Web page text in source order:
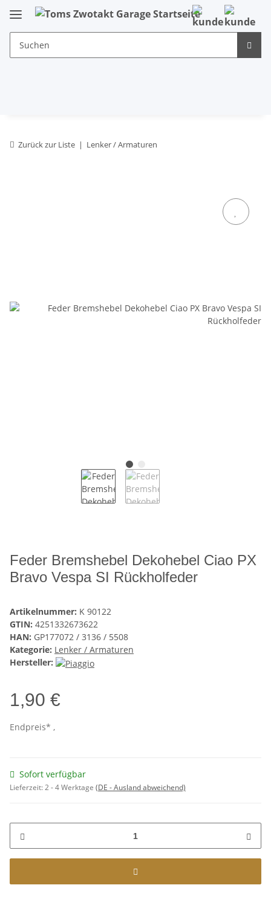
Zurück zur Liste Lenker / Armaturen
Feder Bremshebel Dekohebel Ciao PX
Bravo Vespa SI Rückholfeder
Artikelnummer: K 90122
GTIN: 4251332673622
HAN: GP177072 / 3136 / 5508
Kategorie: Lenker / Armaturen
Hersteller:
1,90 €
Endpreis* ,
Sofort verfügbar
Lieferzeit:2 - 4 Werktage (DE - Ausland abweichend)